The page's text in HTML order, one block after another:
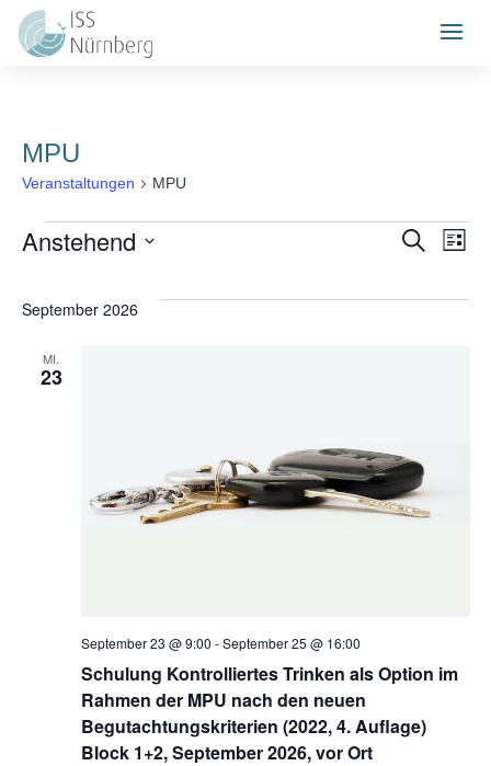
MPU
Veranstaltungen MPU
VeranstaltungenSuche
Liste
Anstehend
wählen.
September 2026
MI.
23
Schulung Kontrolliertes Trinken als Option im
Rahmen der MPU nach den neuen
Begutachtungskriterien (2022, 4. Auflage)
Block 1+2, September 2026, vor Ort
September 23 @ 9:00 -September 25 @ 16:00